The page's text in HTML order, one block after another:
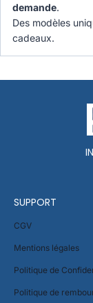
demande.
Des modèles
cadeaux.
SUPPORT
CGV
Mentions légales
Politique de
Politique de